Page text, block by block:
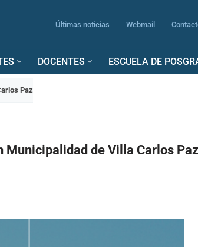
Últimas noticias Webmail
DOCENTES ESCUELA DE
Paz
Municipalidad de Villa Carlos Paz